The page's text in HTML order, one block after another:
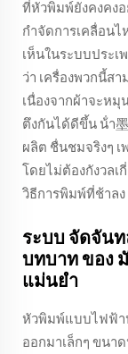
ที่หัวพิมพ์ยังคงคงอ
กําจัดการเคลื่อน
เห็นในระบบประ
ว่า เครื่องพวกนี้สา
เนื่องจากผ้าจะห
ตึงกันได้ดีขึ้น น้ํา
ผลิต ชื่นชมจริงๆ เ
โดยไม่ต้องกังวล
วิธีการพิมพ์ที่ช้าลง
ระบบ จัดจันท
บทบาท ของ
แม่นยํา
หัวพิมพ์แบบไฟฟ้า
ออกมาเล็กๆ ขนา